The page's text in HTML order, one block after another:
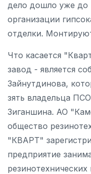
дело дошло уже до
организации
отделки.
Что касается
завод - является
Зайнутдинова,
зять владельца
Зиганшина. АО
общество
"КВАРТ"
предприятие